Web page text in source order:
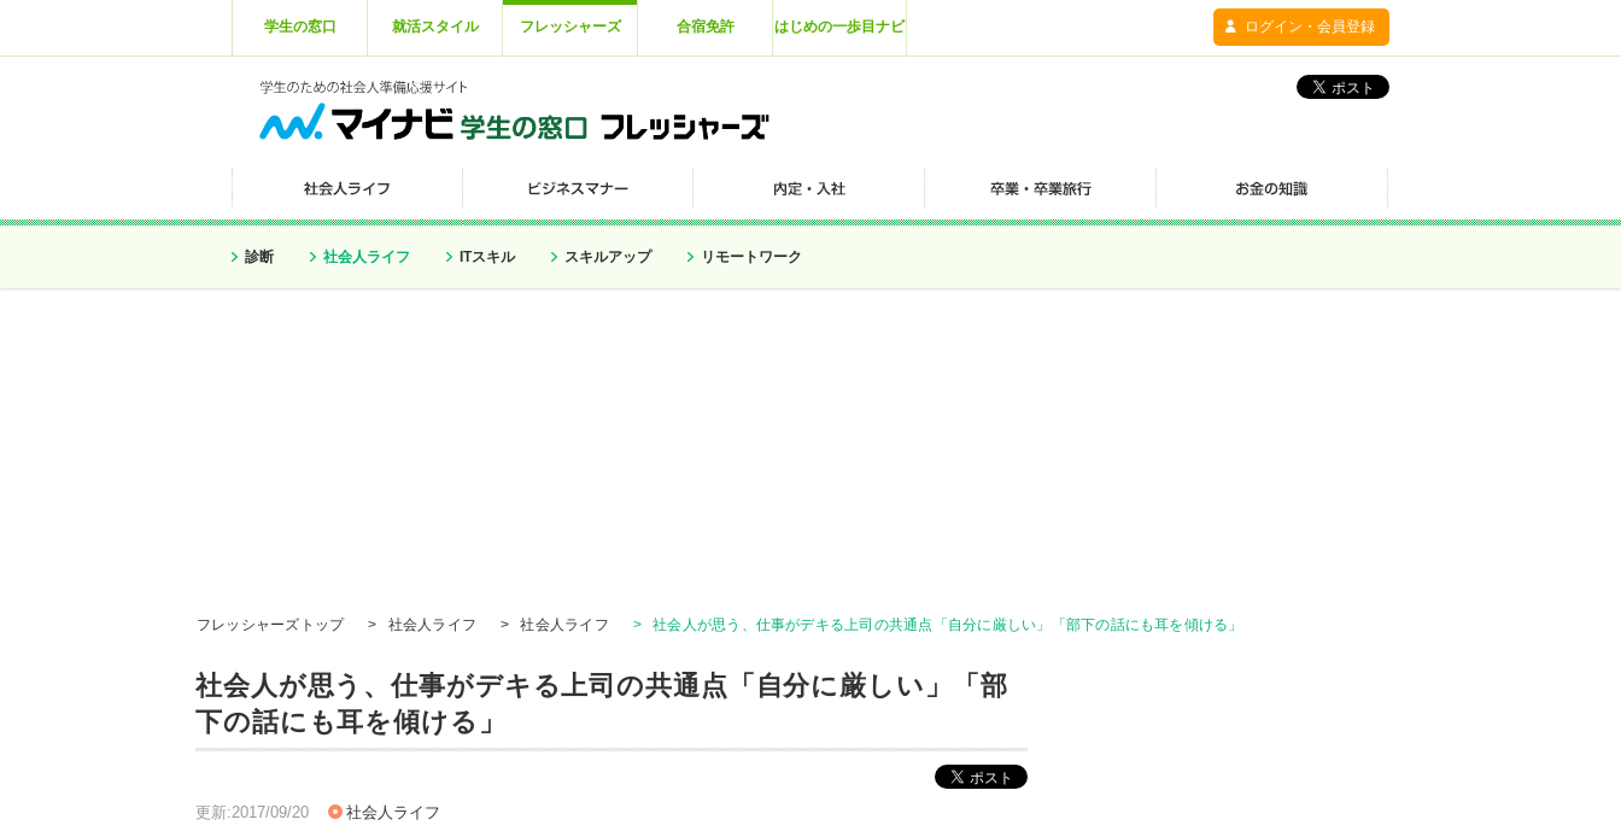
学生の窓口 就活スタイル フレッシャーズ 合宿免許 はじめの一歩目ナビ ログイン・会員登録
診断 社会人ライフ ITスキル スキルアップ リモートワーク
フレッシャーズトップ > 社会人ライフ > 社会人ライフ > 社会人が思う、仕事がデキる上司の共通点「自分に厳しい」「部下の話にも耳を傾ける」
社会人が思う、仕事がデキる上司の共通点「自分に厳しい」「部
下の話にも耳を傾ける」
更新:2017/09/20 社会人ライフ